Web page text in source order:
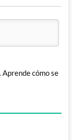
Aprende cómo se